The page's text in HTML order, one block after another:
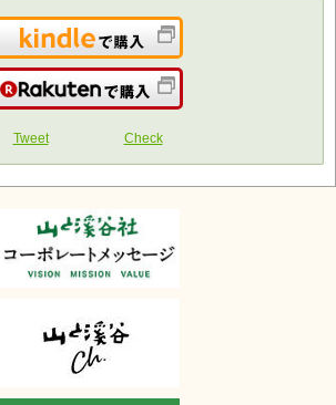
Kindleで購入
楽天で購入
Tweet Check